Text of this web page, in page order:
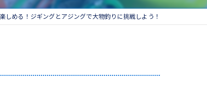
しめる！ジギングとアジングで大物釣りに挑戦しよう！